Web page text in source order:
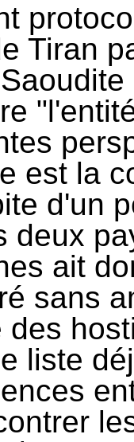
Tiran
est la
d'un
deux
ait
sans
des
liste